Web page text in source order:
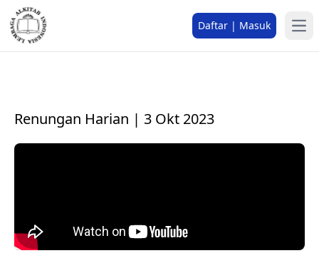
Daftar | Masuk
Renungan Harian | 3 Okt 2023